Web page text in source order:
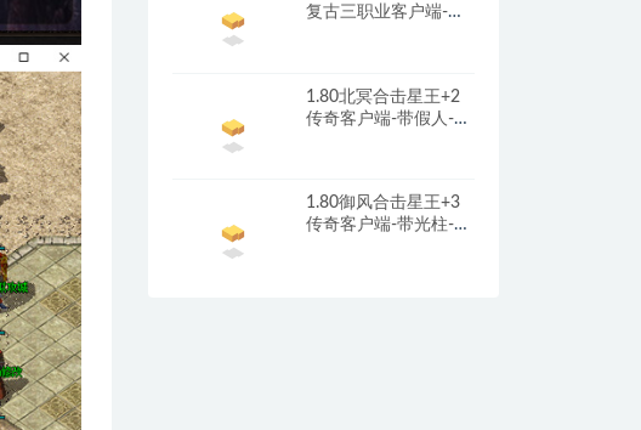
复古三职业客户端-带
1.80北冥合击星王+2
传奇客户端-带假人-光
1.80御风合击星王+3
传奇客户端-带光柱-沙